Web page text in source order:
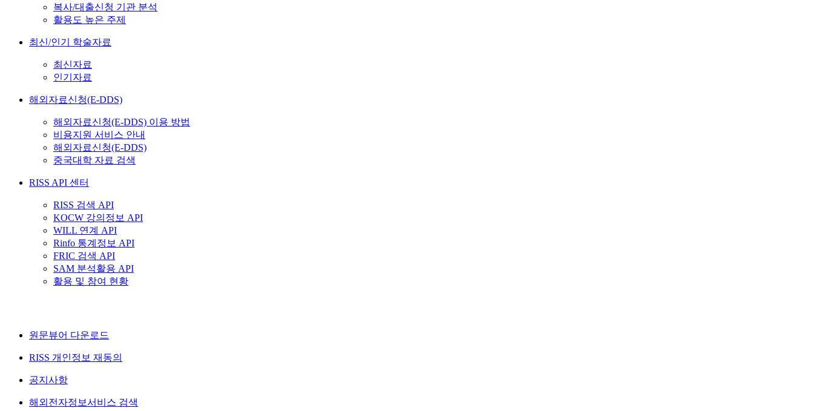
복사/대출신청 기관 분석
활용도 높은 주제
최신/인기 학술자료
최신자료
인기자료
해외자료신청(E-DDS)
해외자료신청(E-DDS) 이용 방법
비용지원 서비스 안내
해외자료신청(E-DDS)
중국대학 자료 검색
RISS API 센터
RISS 검색 API
KOCW 강의정보 API
WILL 연계 API
Rinfo 통계정보 API
FRIC 검색 API
SAM 분석활용 API
활용 및 참여 현황
원문뷰어 다운로드
RISS 개인정보 재동의
공지사항
해외전자정보서비스 검색